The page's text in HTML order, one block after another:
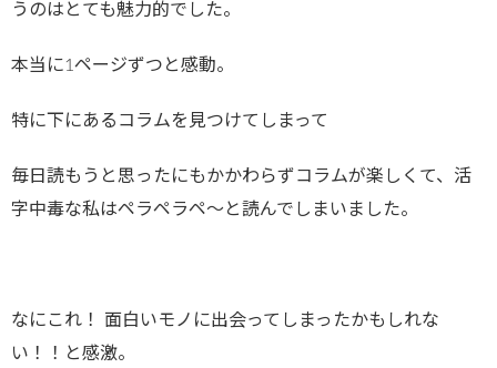
うのはとても魅力的でした。
本当に1ページずつと感動。
特に下にあるコラムを見つけてしまって
毎日読もうと思ったにもかかわらずコラムが楽しくて、活
字中毒な私はペラペラペ〜と読んでしまいました。
なにこれ！ 面白いモノに出会ってしまったかもしれな
い！！と感激。